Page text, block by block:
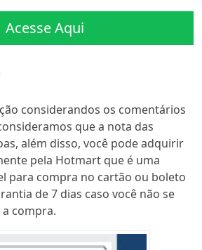
Acesse Aqui
considerandos os comentários
que a nota das
além disso, você pode adquirir
pela Hotmart que é uma
para compra no cartão ou boleto
de 7 dias caso você não se
compra.